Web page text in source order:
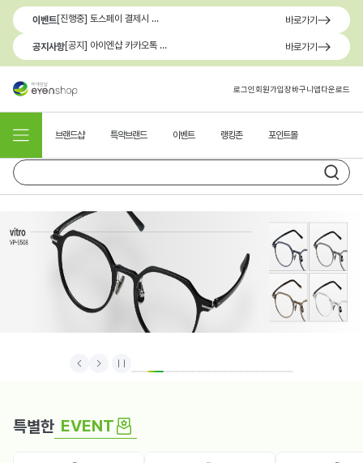
이벤트 [진행중] 토스페이 결제시 최대 1.3만원 혜택 바로가기
공지사항 [공지] 아이엔샵 카카오톡 1:1 문의 채널 이용 안내 바로가기
로그인회원가입장바구니앱다운로드
브랜드샵 특약브랜드 이벤트 랭킹존 포인트몰
Prev Next Stop
특별한 EVENT